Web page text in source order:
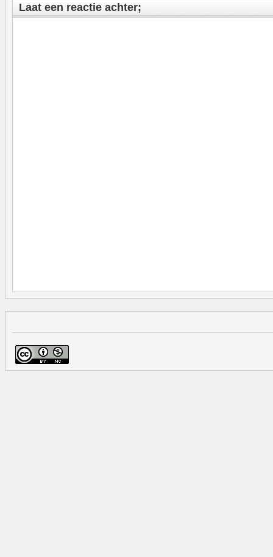
Laat een reactie achter;